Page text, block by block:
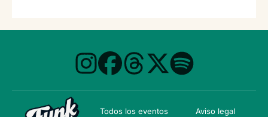
Todos los eventos Aviso legal